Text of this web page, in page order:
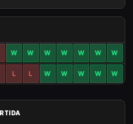
W W W W W W W
L L W W W W W